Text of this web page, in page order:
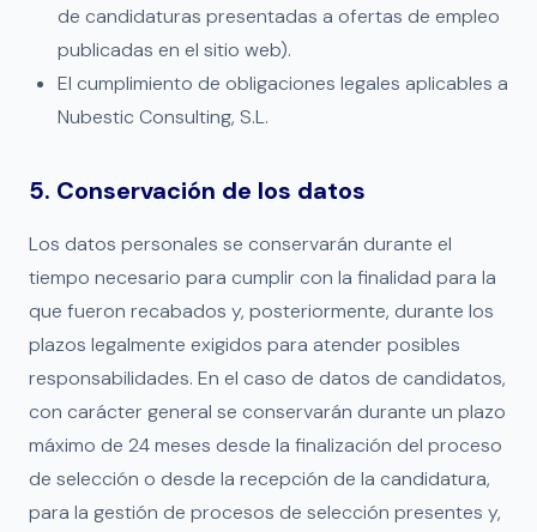
de candidaturas presentadas a ofertas de empleo
publicadas en el sitio web).
El cumplimiento de obligaciones legales aplicables a
Nubestic Consulting, S.L.
5. Conservación de los datos
Los datos personales se conservarán durante el
tiempo necesario para cumplir con la finalidad para la
que fueron recabados y, posteriormente, durante los
plazos legalmente exigidos para atender posibles
responsabilidades. En el caso de datos de candidatos,
con carácter general se conservarán durante un plazo
máximo de 24 meses desde la finalización del proceso
de selección o desde la recepción de la candidatura,
para la gestión de procesos de selección presentes y,